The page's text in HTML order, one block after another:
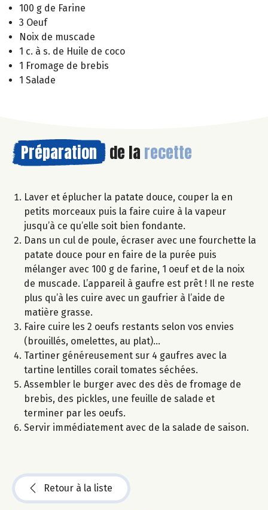
100 g de Farine
3 Oeuf
Noix de muscade
1 c. à s. de Huile de coco
1 Fromage de brebis
1 Salade
Préparation de la recette
Laver et éplucher la patate douce, couper la en
petits morceaux puis la faire cuire à la vapeur
jusqu’à ce qu’elle soit bien fondante.
Dans un cul de poule, écraser avec une fourchette la
patate douce pour en faire de la purée puis
mélanger avec 100 g de farine, 1 oeuf et de la noix
de muscade. L’appareil à gaufre est prêt ! Il ne reste
plus qu’à les cuire avec un gaufrier à l’aide de
matière grasse.
Faire cuire les 2 oeufs restants selon vos envies
(brouillés, omelettes, au plat)…
Tartiner généreusement sur 4 gaufres avec la
tartine lentilles corail tomates séchées.
Assembler le burger avec des dès de fromage de
brebis, des pickles, une feuille de salade et
terminer par les oeufs.
Servir immédiatement avec de la salade de saison.
Retour à la liste